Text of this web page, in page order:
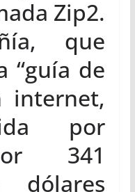
Zip2.
que
“guía de
internet,
por
341
dólares